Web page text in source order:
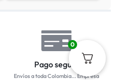
Pago seguro
Envíos a toda Colombia... Empresa
0